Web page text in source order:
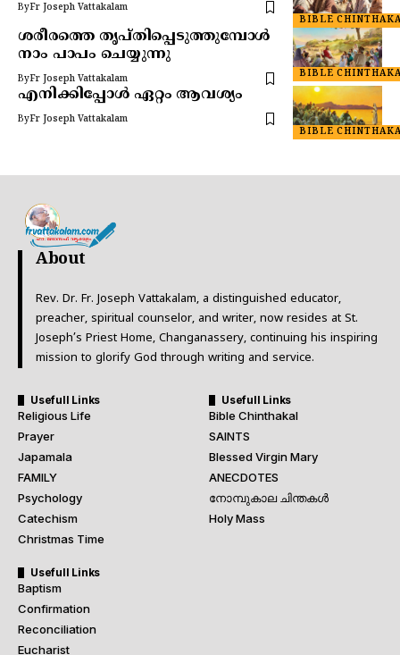
BIBLE
ByFr Joseph Vattakalam
BIBLE
ശരീരത്തെ തൃപ്തിപ്പെടുത്തുമ്പോൾ
നാം പാപം ചെയ്യുന്നു
ByFr Joseph Vattakalam
BIBLE
എനിക്കിപ്പോൾ ഏറ്റം ആവശ്യം
ByFr Joseph Vattakalam
About
Rev. Dr. Fr. Joseph Vattakalam, a distinguished educator,
preacher, spiritual counselor, and writer, now resides at St.
Joseph’s Priest Home, Changanassery, continuing his inspiring
mission to glorify God through writing and service.
Usefull Links
Religious Life
Prayer
Japamala
FAMILY
Psychology
Catechism
Christmas Time
Usefull Links
Bible Chinthakal
SAINTS
Blessed Virgin Mary
ANECDOTES
നോമ്പുകാല ചിന്തകൾ
Holy Mass
Usefull Links
Baptism
Confirmation
Reconciliation
Eucharist